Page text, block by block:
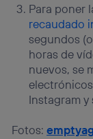
Para poner
recaudado
segundos
horas de
nuevos, se
Instagram
Fotos: